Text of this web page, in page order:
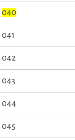
040
041
042
043
044
045